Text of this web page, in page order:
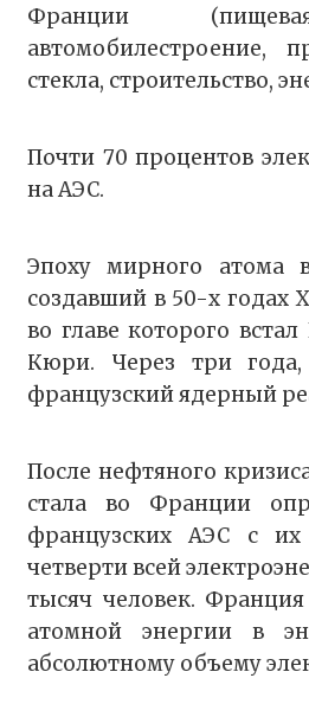
Франции
автомобилестроение,
стекла, строительство,
Почти 70 процентов
на АЭС.
Эпоху мирного атома
создавший в 50-х годах
во главе которого
Кюри. Через три года,
французский ядерный
После нефтяного
стала во Франции
французских АЭС c
четверти всей
тысяч человек. Франция
атомной энергии в
абсолютному объему